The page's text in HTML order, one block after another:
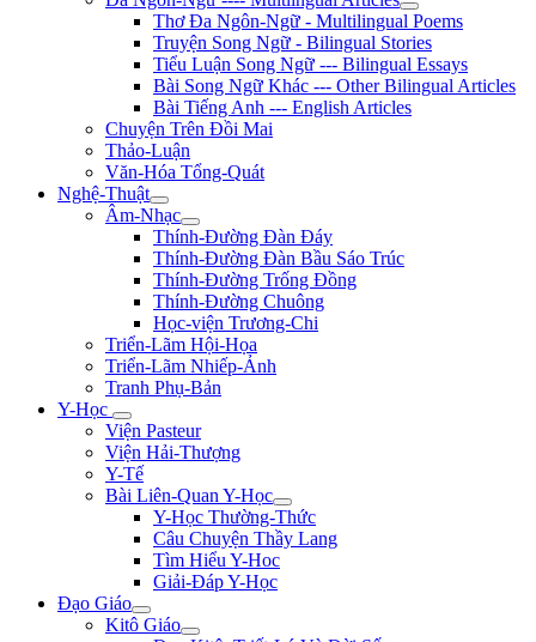
Thơ Đa Ngôn-Ngữ - Multilingual Poems
Truyện Song Ngữ - Bilingual Stories
Tiểu Luận Song Ngữ --- Bilingual Essays
Bài Song Ngữ Khác --- Other Bilingual Articles
Bài Tiếng Anh --- English Articles
Chuyện Trên Đồi Mai
Thảo-Luận
Văn-Hóa Tổng-Quát
Nghệ-Thuật
Âm-Nhạc
Thính-Đường Đàn Đáy
Thính-Đường Đàn Bầu Sáo Trúc
Thính-Đường Trống Đồng
Thính-Đường Chuông
Học-viện Trương-Chi
Triển-Lãm Hội-Họa
Triển-Lãm Nhiếp-Ảnh
Tranh Phụ-Bản
Y-Học
Viện Pasteur
Viện Hải-Thượng
Y-Tế
Bài Liên-Quan Y-Học
Y-Học Thường-Thức
Câu Chuyện Thầy Lang
Tìm Hiểu Y-Hoc
Giải-Đáp Y-Học
Đạo Giáo
Kitô Giáo